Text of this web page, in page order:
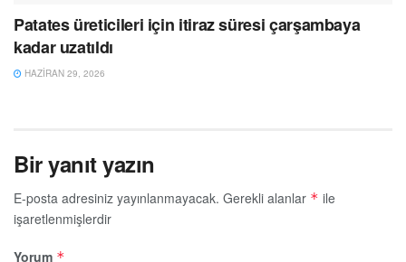
Patates üreticileri için itiraz süresi çarşambaya
kadar uzatıldı
HAZIRAN 29, 2026
Bir yanıt yazın
E-posta adresiniz yayınlanmayacak. Gerekli alanlar * ile
işaretlenmişlerdir
Yorum *